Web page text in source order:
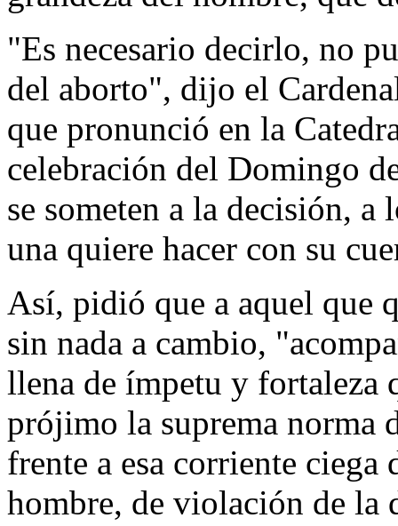
"Es necesario decirlo, no
del aborto", dijo el
que pronunció en la
celebración del Domingo
se someten a la decisión,
una quiere hacer con su
Así, pidió que a aquel que
sin nada a cambio,
llena de ímpetu y fortaleza
prójimo la suprema norma
frente a esa corriente ciega
hombre, de violación de la